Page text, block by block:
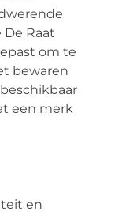
Raat
om te
bewaren
een merk
en